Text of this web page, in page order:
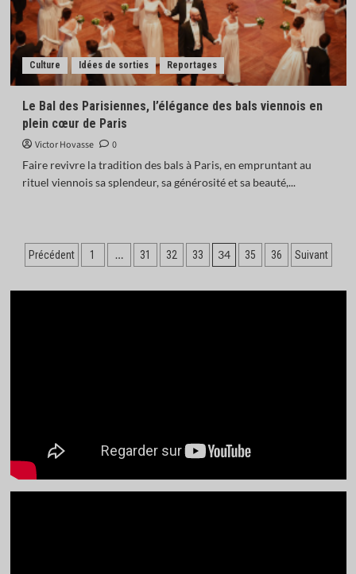
Culture Idées de sorties Reportages
Le Bal des Parisiennes, l’élégance des bals viennois en
plein cœur de Paris
Victor Hovasse
0
Faire revivre la tradition des bals à Paris, en empruntant au
rituel viennois sa splendeur, sa générosité et sa beauté,...
Pagination
Précédent 1 … 31 32 33 34 35 36 Suivant